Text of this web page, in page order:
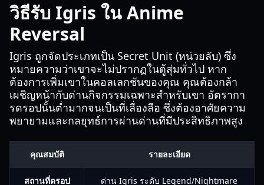
วิธีรับ Igris ใน Anime
Reversal
Igris ถูกจัดประเภทเป็น Secret Unit (หน่วยลับ) ซึ่ง
หมายความว่าเขาจะไม่ปรากฏในตู้สุ่มทั่วไป หาก
ต้องการเพิ่มเขาในคอลเลกชันของคุณ คุณต้องกล้า
เผชิญหน้ากับด่านกิจกรรมเฉพาะสำหรับเขา อัตรากา
รดรอปนั้นต่ำมากจนเป็นที่เลื่องลือ ซึ่งต้องอาศัยความ
พยายามและกลยุทธ์การผ่านด่านที่มีประสิทธิภาพสูง
คุณสมบัติ รายละเอียด
สถานที่ดรอป ด่าน Igris ระดับ Legend/Nightmare